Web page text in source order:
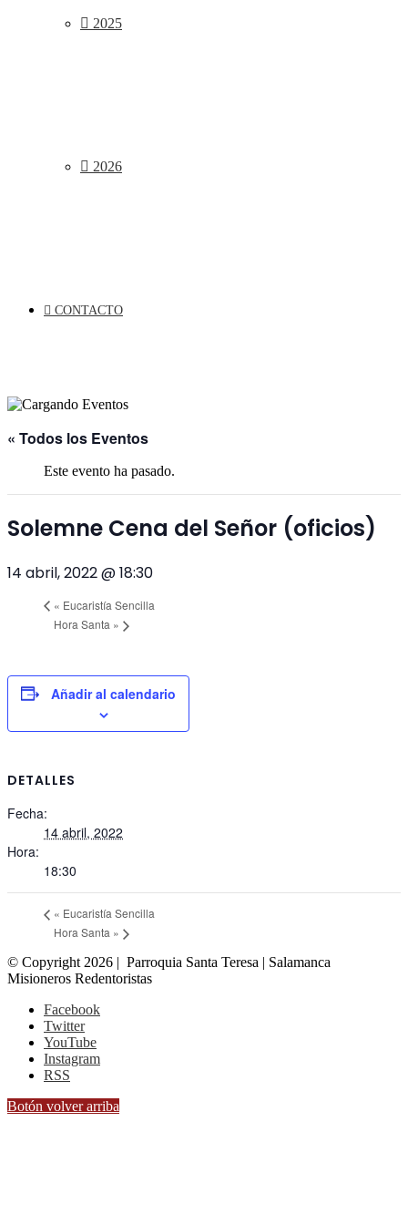
2025
2026
CONTACTO
« Todos los Eventos
Este evento ha pasado.
Solemne Cena del Señor (oficios)
14 abril, 2022 @ 18:30
« Eucaristía Sencilla
Hora Santa »
Añadir al calendario
DETALLES
Fecha:
14 abril, 2022
Hora:
18:30
« Eucaristía Sencilla
Hora Santa »
© Copyright 2026 | Parroquia Santa Teresa | Salamanca
Misioneros Redentoristas
Facebook
Twitter
YouTube
Instagram
RSS
Botón volver arriba